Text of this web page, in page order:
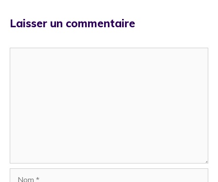
Laisser un commentaire
Nom